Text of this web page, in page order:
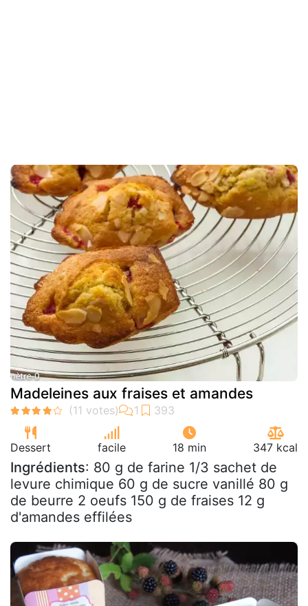
Madeleines aux fraises et amandes
Dessert facile 18 min 347 kcal
Ingrédients: 80 g de farine 1/3 sachet de
levure chimique 60 g de sucre vanillé 80 g
de beurre 2 oeufs 150 g de fraises 12 g
d'amandes effilées